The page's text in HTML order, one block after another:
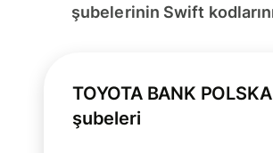
şubelerinin Swift
TOYOTA BANK
şubeleri